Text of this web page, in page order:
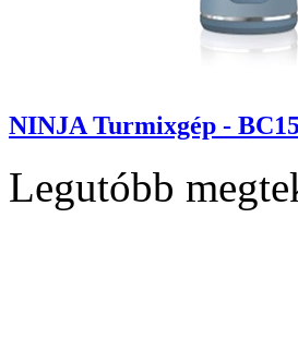
NINJA Turmixgép -
Legutóbb